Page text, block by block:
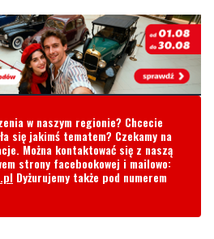
w naszym regionie? Chcecie
się jakimś tematem? Czekamy na
Można kontaktować się z naszą
Dyżurujemy także pod numerem